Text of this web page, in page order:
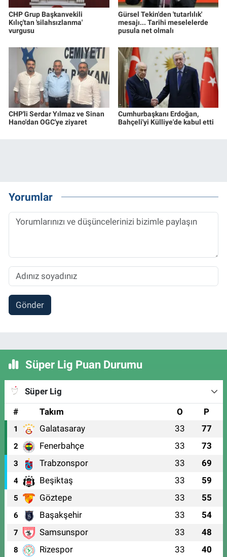
CHP Grup Başkanvekili
Kılıç'tan 'silahsızlanma'
vurgusu
Gürsel Tekin'den 'tutarlılık'
mesajı... Tarihi meselelerde
pusula net olmalı
CHP'li Serdar Yılmaz ve Sinan
Hano'dan OGC'ye ziyaret
Cumhurbaşkanı Erdoğan,
Bahçeli'yi Külliye'de kabul etti
Yorumlar
Gönder
Süper Lig Puan Durumu
Süper Lig
#
Takım O P
1 Galatasaray 33 77
2 Fenerbahçe 33 73
3 Trabzonspor 33 69
4 Beşiktaş 33 59
5 Göztepe 33 55
6 Başakşehir 33 54
7 Samsunspor 33 48
8 Rizespor 33 40